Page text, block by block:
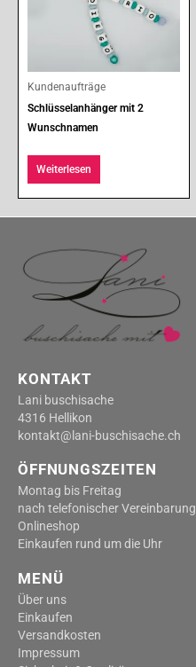
Kundenaufträge
Schlüsselanhänger mit 2
Wunschnamen
Weiterlesen
KONTAKT
Lani buschisache
4316 Hellikon
kontakt@lani-buschisache.ch
ÖFFNUNGSZEITEN
Montag bis Freitag
nach telefonischer Vereinbarung
Onlineshop
Einkaufen rund um die Uhr
MENÜ
Über uns
Einkaufen
Versandkosten
Impressum